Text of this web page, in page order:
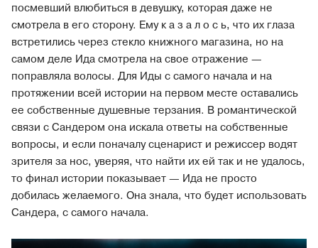
посмевший влюбиться в девушку, которая даже не
смотрела в его сторону. Ему к а з а л о с ь, что их глаза
встретились через стекло книжного магазина, но на
самом деле Ида смотрела на свое отражение —
поправляла волосы. Для Иды с самого начала и на
протяжении всей истории на первом месте оставались
ее собственные душевные терзания. В романтической
связи с Сандером она искала ответы на собственные
вопросы, и если поначалу сценарист и режиссер водят
зрителя за нос, уверяя, что найти их ей так и не удалось,
то финал истории показывает — Ида не просто
добилась желаемого. Она знала, что будет использовать
Сандера, с самого начала.